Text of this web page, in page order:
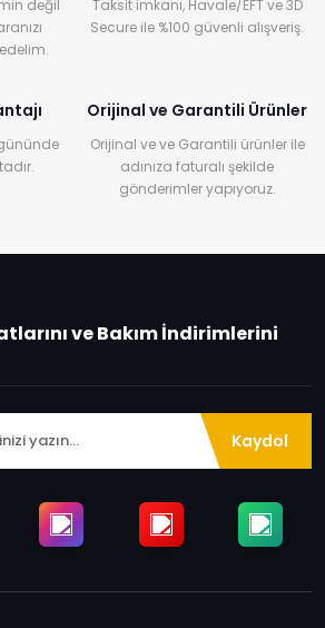
değil
Taksit imkanı, Havale/EFT ve 3D
Secure ile %100 güvenli alışveriş.
Orijinal ve Garantili Ürünler
Orijinal ve ve Garantili ürünler ile
adınıza faturalı şekilde
gönderimler yapıyoruz.
ve Bakım İndirimlerini
Kaydol